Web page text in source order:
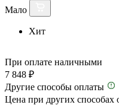
Мало
Хит
При оплате наличными
7 848 ₽
Другие способы оплаты
Цена при других способах